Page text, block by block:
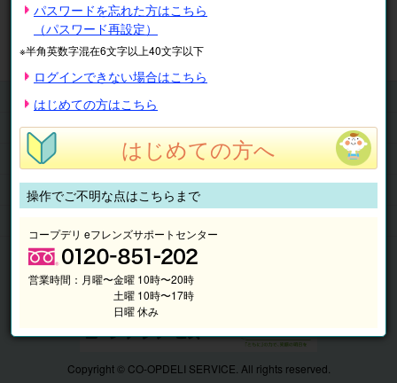
マイページ 注文履歴
抽選結果
請求内容
チケット
くらしのサービス
このサイトの使い方
マイページ
Copyright © CO-OPDELI SERVICE. All rights reserved.
パスワードを忘れた方はこちら
（パスワード再設定）
※半角英数字混在6文字以上40文字以下
ログインできない場合はこちら
はじめての方はこちら
はじめての方へ
操作でご不明な点はこちらまで
コープデリ eフレンズサポートセンター
営業時間： 月曜〜金曜 10時〜20時
土曜 10時〜17時
日曜 休み